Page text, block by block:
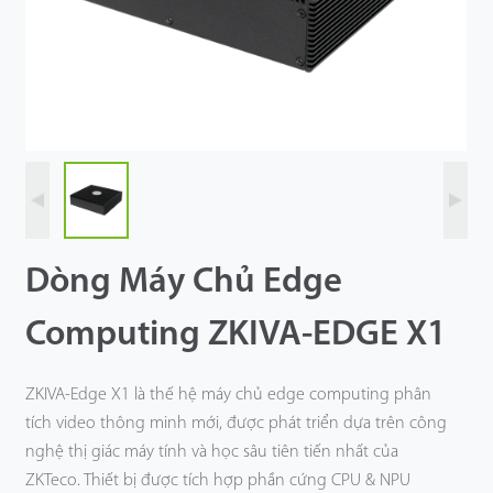
Dòng Máy Chủ Edge
Computing ZKIVA-EDGE X1
ZKIVA-Edge X1 là thế hệ máy chủ edge computing phân
tích video thông minh mới, được phát triển dựa trên công
nghệ thị giác máy tính và học sâu tiên tiến nhất của
ZKTeco. Thiết bị được tích hợp phần cứng CPU & NPU